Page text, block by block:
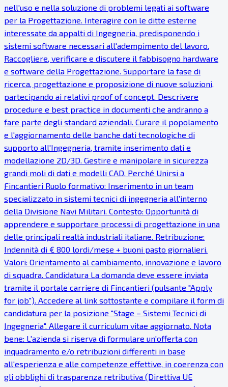
nell'uso e nella soluzione di problemi legati ai software
per la Progettazione. Interagire con le ditte esterne
interessate da appalti di Ingegneria, predisponendo i
sistemi software necessari all'adempimento del lavoro.
Raccogliere, verificare e discutere il fabbisogno hardware
e software della Progettazione. Supportare la fase di
ricerca, progettazione e proposizione di nuove soluzioni,
partecipando ai relativi proof of concept. Descrivere
procedure e best practice in documenti che andranno a
fare parte degli standard aziendali. Curare il popolamento
e l'aggiornamento delle banche dati tecnologiche di
supporto all'Ingegneria, tramite inserimento dati e
modellazione 2D/3D. Gestire e manipolare in sicurezza
grandi moli di dati e modelli CAD. Perché Unirsi a
Fincantieri Ruolo formativo: Inserimento in un team
specializzato in sistemi tecnici di ingegneria all'interno
della Divisione Navi Militari. Contesto: Opportunità di
apprendere e supportare processi di progettazione in una
delle principali realtà industriali italiane. Retribuzione:
Indennità di € 800 lordi/mese + buoni pasto giornalieri.
Valori: Orientamento al cambiamento, innovazione e lavoro
di squadra. Candidatura La domanda deve essere inviata
tramite il portale carriere di Fincantieri (pulsante "Apply
for job"). Accedere al link sottostante e compilare il form di
candidatura per la posizione "Stage – Sistemi Tecnici di
Ingegneria". Allegare il curriculum vitae aggiornato. Nota
bene: L'azienda si riserva di formulare un'offerta con
inquadramento e/o retribuzioni differenti in base
all'esperienza e alle competenze effettive, in coerenza con
gli obblighi di trasparenza retributiva (Direttiva UE